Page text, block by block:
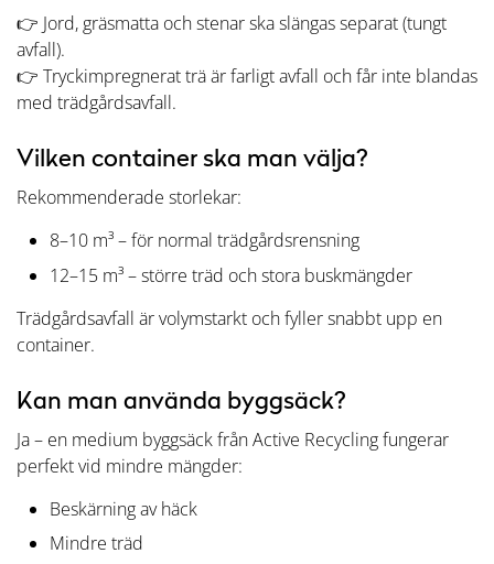
👉 Jord, gräsmatta och stenar ska slängas separat (tungt
avfall).
👉 Tryckimpregnerat trä är farligt avfall och får inte blandas
med trädgårdsavfall.
Vilken container ska man välja?
Rekommenderade storlekar:
8–10 m³ – för normal trädgårdsrensning
12–15 m³ – större träd och stora buskmängder
Trädgårdsavfall är volymstarkt och fyller snabbt upp en
container.
Kan man använda byggsäck?
Ja – en medium byggsäck från Active Recycling fungerar
perfekt vid mindre mängder:
Beskärning av häck
Mindre träd